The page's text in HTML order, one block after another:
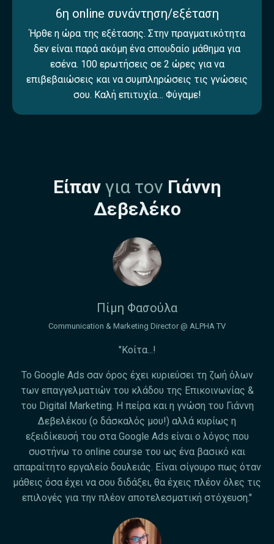
6η online συνάντηση/εξέταση
Ήρθε η ώρα της εξέτασης. Στην πραγματικότητα
δεν είναι παρά ακόμη ένα σπουδαίο μάθημα για
εσένα. 100 ερωτήσεις σε 2 ώρες για να
επιβεβαιώσεις και να συμπληρώσεις τις γνώσεις
σου. Καλή επιτυχία… Φύγαμε!
Είπανγια τον Γιάννη
Δεβελέκο
Πίμη Φασούλα
Communication & Marketing Director @ ALPHA TV
"Κοίτα...!
Το Google Ads σαν όρος έχει κυριεύσει τη ζωή όλων
των επαγγελματιών του κλάδου της Επικοινωνίας &
του Digital Marketing. Η πείρα και η γνώση του Γιάννη
Δεβελέκου (ο δάσκαλός μου!) αλλά κυρίως η
εξειδίκευσή του στα Google Ads είναι ο λόγος που
συστήνω το online course του ως ένα βασικό και
απαραίτητο εργαλείο δουλειάς. Είναι σίγουρο πως όταν
μάθεις όσα έχει να σου διδάξει, θα έχεις πλέον όλες τις
επιλογές για την πλέον αποτελεσματική στόχευση."